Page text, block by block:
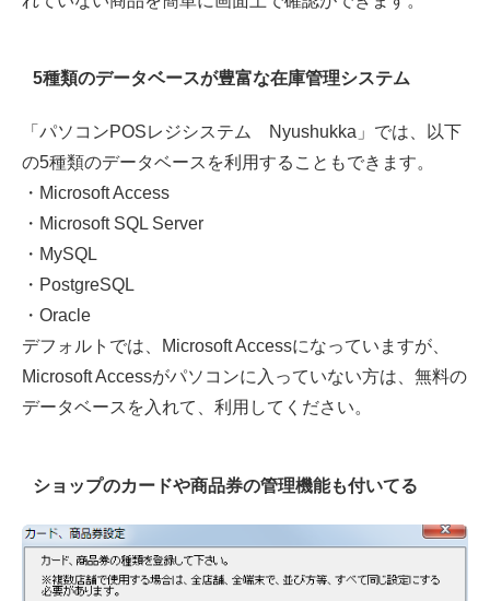
5種類のデータベースが豊富な在庫管理システム
「パソコンPOSレジシステム Nyushukka」では、以下
の5種類のデータベースを利用することもできます。
・Microsoft Access
・Microsoft SQL Server
・MySQL
・PostgreSQL
・Oracle
デフォルトでは、Microsoft Accessになっていますが、
Microsoft Accessがパソコンに入っていない方は、無料の
データベースを入れて、利用してください。
ショップのカードや商品券の管理機能も付いてる